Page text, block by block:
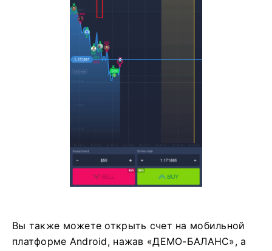
Вы также можете открыть счет на мобильной
платформе Android, нажав «ДЕМО-БАЛАНС», а